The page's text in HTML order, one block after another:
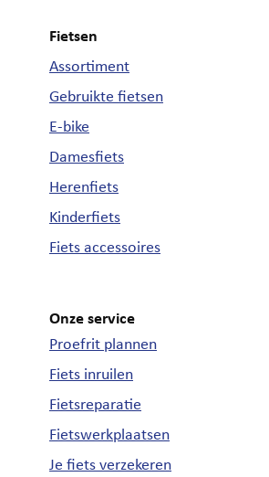
Fietsen
Assortiment
Gebruikte fietsen
E-bike
Damesfiets
Herenfiets
Kinderfiets
Fiets accessoires
Onze service
Proefrit plannen
Fiets inruilen
Fietsreparatie
Fietswerkplaatsen
Je fiets verzekeren